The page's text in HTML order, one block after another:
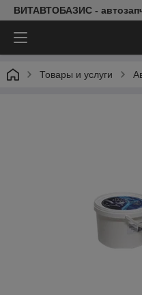
ВИТАВТОБАЗИС -
Товары и услуги